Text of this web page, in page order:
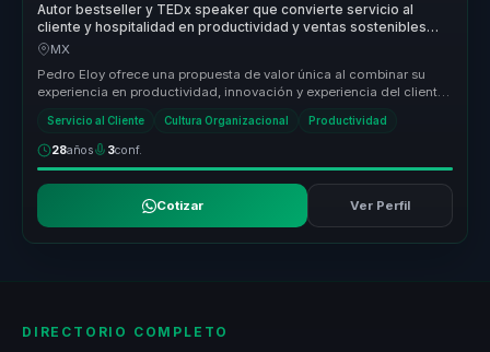
Autor bestseller y TEDx speaker que convierte servicio al
cliente y hospitalidad en productividad y ventas sostenibles
para empresas.
MX
Pedro Eloy ofrece una propuesta de valor única al combinar su
experiencia en productividad, innovación y experiencia del cliente
Servicio al Cliente Cultura Organizacional Productividad
28años 3conf.
Cotizar Ver Perfil
DIRECTORIO COMPLETO